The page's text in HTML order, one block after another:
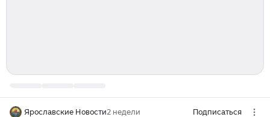
Ярославские Новости2 недели Подписаться